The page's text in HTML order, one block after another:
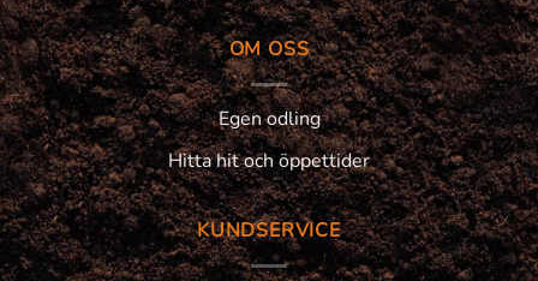
OM OSS
Egen odling
Hitta hit och öppettider
KUNDSERVICE